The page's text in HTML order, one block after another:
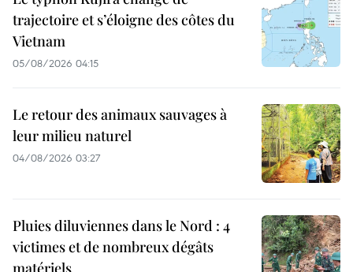
trajectoire et s’éloigne des côtes du
Vietnam
05/08/2026 04:15
Le retour des animaux sauvages à
leur milieu naturel
04/08/2026 03:27
Pluies diluviennes dans le Nord : 4
victimes et de nombreux dégâts
matériels